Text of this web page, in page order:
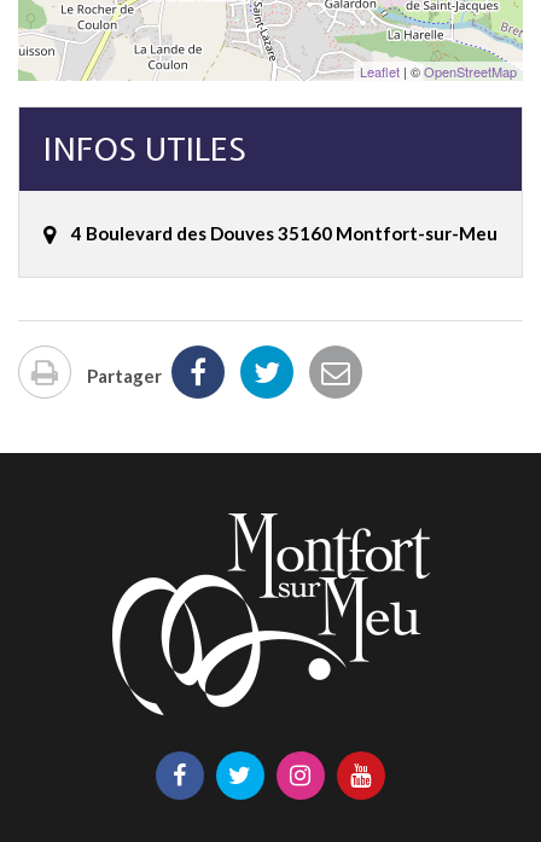
Leaflet | ©OpenStreetMap
INFOS UTILES
4 Boulevard des Douves 35160 Montfort-sur-Meu
Imprimer
Partager
Lien Lien Lien Lien